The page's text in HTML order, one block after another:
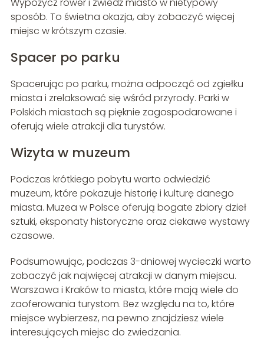
Wypożycz rower i zwiedź miasto w nietypowy
sposób. To świetna okazja, aby zobaczyć więcej
miejsc w krótszym czasie.
Spacer po parku
Spacerując po parku, można odpocząć od zgiełku
miasta i zrelaksować się wśród przyrody. Parki w
Polskich miastach są pięknie zagospodarowane i
oferują wiele atrakcji dla turystów.
Wizyta w muzeum
Podczas krótkiego pobytu warto odwiedzić
muzeum, które pokazuje historię i kulturę danego
miasta. Muzea w Polsce oferują bogate zbiory dzieł
sztuki, eksponaty historyczne oraz ciekawe wystawy
czasowe.
Podsumowując, podczas 3-dniowej wycieczki warto
zobaczyć jak najwięcej atrakcji w danym miejscu.
Warszawa i Kraków to miasta, które mają wiele do
zaoferowania turystom. Bez względu na to, które
miejsce wybierzesz, na pewno znajdziesz wiele
interesujących miejsc do zwiedzania.